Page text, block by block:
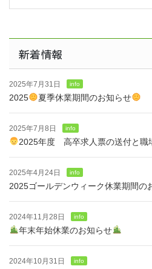
新着情報
2025年7月31日 info
2025 夏季休業期間のお知らせ
2025年7月8日 info
2025年度 高卒求人票の送付と職
2025年4月24日 info
2025ゴールデンウィーク休業期間の
2024年11月28日 info
年末年始休業のお知らせ
2024年10月31日 info